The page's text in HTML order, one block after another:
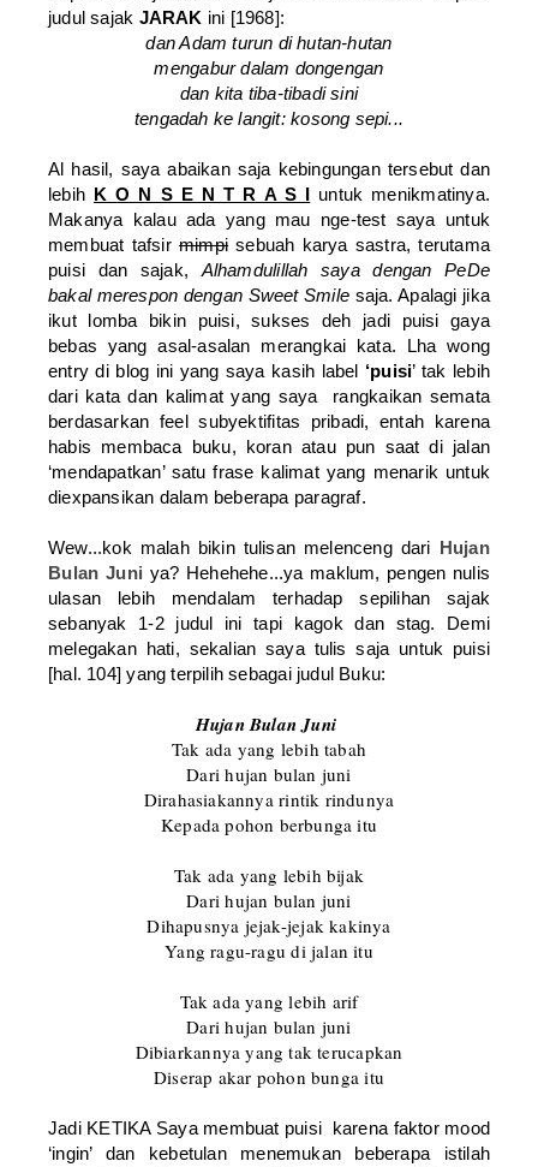
judul sajak JARAK ini [1968]:
dan Adam turun di hutan-hutan
mengabur dalam dongengan
dan kita tiba-tibadi sini
tengadah ke langit: kosong sepi...
Al hasil, saya abaikan saja kebingungan tersebut dan
lebih K O N S E N T R A S I untuk menikmatinya.
Makanya kalau ada yang mau nge-test saya untuk
membuat tafsir mimpi sebuah karya sastra, terutama
puisi dan sajak, Alhamdulillah saya dengan PeDe
bakal merespon dengan Sweet Smile saja. Apalagi jika
ikut lomba bikin puisi, sukses deh jadi puisi gaya
bebas yang asal-asalan merangkai kata. Lha wong
entry di blog ini yang saya kasih label ‘puisi’ tak lebih
dari kata dan kalimat yang saya rangkaikan semata
berdasarkan feel subyektifitas pribadi, entah karena
habis membaca buku, koran atau pun saat di jalan
‘mendapatkan’ satu frase kalimat yang menarik untuk
diexpansikan dalam beberapa paragraf.
Wew...kok malah bikin tulisan melenceng dari Hujan
Bulan Juni ya? Hehehehe...ya maklum, pengen nulis
ulasan lebih mendalam terhadap sepilihan sajak
sebanyak 1-2 judul ini tapi kagok dan stag. Demi
melegakan hati, sekalian saya tulis saja untuk puisi
[hal. 104] yang terpilih sebagai judul Buku:
Hujan Bulan Juni
Tak ada yang lebih tabah
Dari hujan bulan juni
Dirahasiakannya rintik rindunya
Kepada pohon berbunga itu
Tak ada yang lebih bijak
Dari hujan bulan juni
Dihapusnya jejak-jejak kakinya
Yang ragu-ragu di jalan itu
Tak ada yang lebih arif
Dari hujan bulan juni
Dibiarkannya yang tak terucapkan
Diserap akar pohon bunga itu
Jadi KETIKA Saya membuat puisi karena faktor mood
‘ingin’ dan kebetulan menemukan beberapa istilah